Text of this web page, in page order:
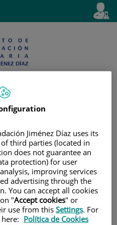
Active
en
Jiménez Díaz uses its
third parties (located in
does not guarantee an
protection) for user
improving services
advertising through the
You can accept all cookies
"Accept cookies" or
use from this Settings. For
Política de Cookies